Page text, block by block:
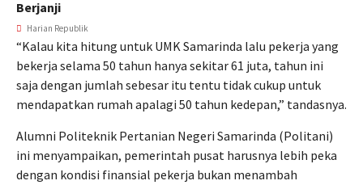
Berjanji
Harian Republik
“Kalau kita hitung untuk UMK Samarinda lalu pekerja yang
bekerja selama 50 tahun hanya sekitar 61 juta, tahun ini
saja dengan jumlah sebesar itu tentu tidak cukup untuk
mendapatkan rumah apalagi 50 tahun kedepan,” tandasnya.
Alumni Politeknik Pertanian Negeri Samarinda (Politani)
ini menyampaikan, pemerintah pusat harusnya lebih peka
dengan kondisi finansial pekerja bukan menambah